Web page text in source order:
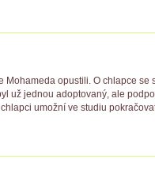
Mohameda opustili. O chlapce se
už jednou adoptovaný, ale
umožní ve studiu